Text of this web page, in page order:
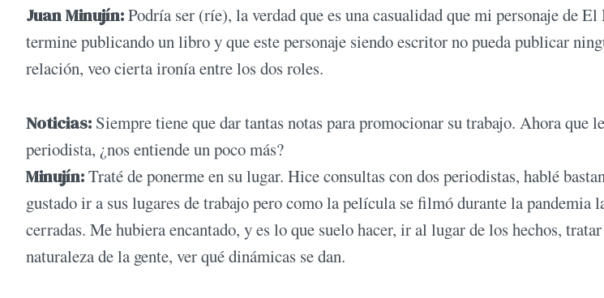
Juan Minujín:Podría ser (ríe), la verdad que es una casualidad que mi personaje de
termine publicando un libro y que este personaje siendo escritor no pueda publicar
relación, veo cierta ironía entre los dos roles.
Noticias: Siempre tiene que dar tantas notas para promocionar su trabajo. Ahora que
periodista, ¿nos entiende un poco más?
Minujín:Traté de ponerme en su lugar. Hice consultas con dos periodistas, hablé
gustado ir a sus lugares de trabajo pero como la película se filmó durante la pandemia
cerradas. Me hubiera encantado, y es lo que suelo hacer, ir al lugar de los hechos,
naturaleza de la gente, ver qué dinámicas se dan.